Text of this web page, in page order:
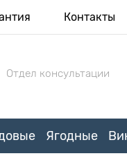
Контакты
Отдел консультации
Ягодные